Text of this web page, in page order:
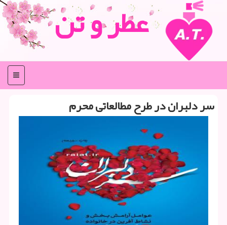
عطر و تن
منو
سر دلبران در طرح مطالعاتی محرم